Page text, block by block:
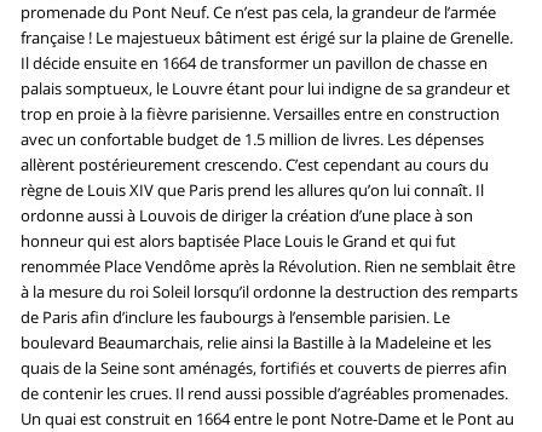
promenade du Pont Neuf. Ce n’est pas cela, la grandeur de l’armée
française ! Le majestueux bâtiment est érigé sur la plaine de Grenelle.
Il décide ensuite en 1664 de transformer un pavillon de chasse en
palais somptueux, le Louvre étant pour lui indigne de sa grandeur et
trop en proie à la fièvre parisienne. Versailles entre en construction
avec un confortable budget de 1.5 million de livres. Les dépenses
allèrent postérieurement crescendo. C’est cependant au cours du
règne de Louis XIV que Paris prend les allures qu’on lui connaît. Il
ordonne aussi à Louvois de diriger la création d’une place à son
honneur qui est alors baptisée Place Louis le Grand et qui fut
renommée Place Vendôme après la Révolution. Rien ne semblait être
à la mesure du roi Soleil lorsqu’il ordonne la destruction des remparts
de Paris afin d’inclure les faubourgs à l’ensemble parisien. Le
boulevard Beaumarchais, relie ainsi la Bastille à la Madeleine et les
quais de la Seine sont aménagés, fortifiés et couverts de pierres afin
de contenir les crues. Il rend aussi possible d’agréables promenades.
Un quai est construit en 1664 entre le pont Notre-Dame et le Pont au